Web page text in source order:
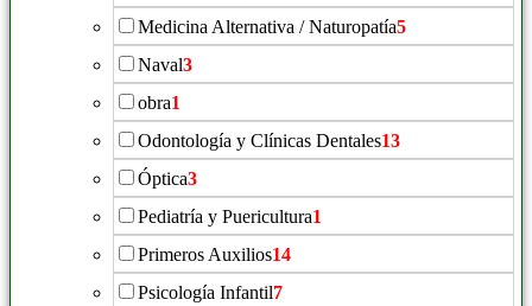
Medicina Alternativa / Naturopatía5
Naval3
obra1
Odontología y Clínicas Dentales13
Óptica3
Pediatría y Puericultura1
Primeros Auxilios14
Psicología Infantil7